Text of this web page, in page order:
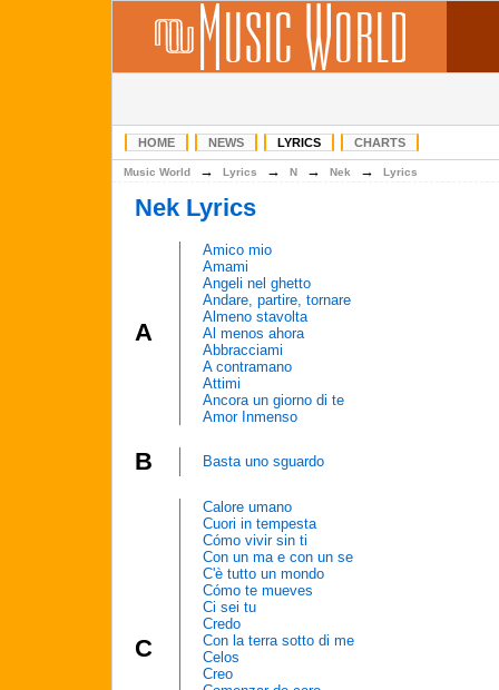
HOME NEWS LYRICS CHARTS
Music World → Lyrics → N → Nek → Lyrics
Nek Lyrics
A
Amico mio
Amami
Angeli nel ghetto
Andare, partire, tornare
Almeno stavolta
Al menos ahora
Abbracciami
A contramano
Attimi
Ancora un giorno di te
Amor Inmenso
B Basta uno sguardo
C
Calore umano
Cuori in tempesta
Cómo vivir sin ti
Con un ma e con un se
C'è tutto un mondo
Cómo te mueves
Ci sei tu
Credo
Con la terra sotto di me
Celos
Creo